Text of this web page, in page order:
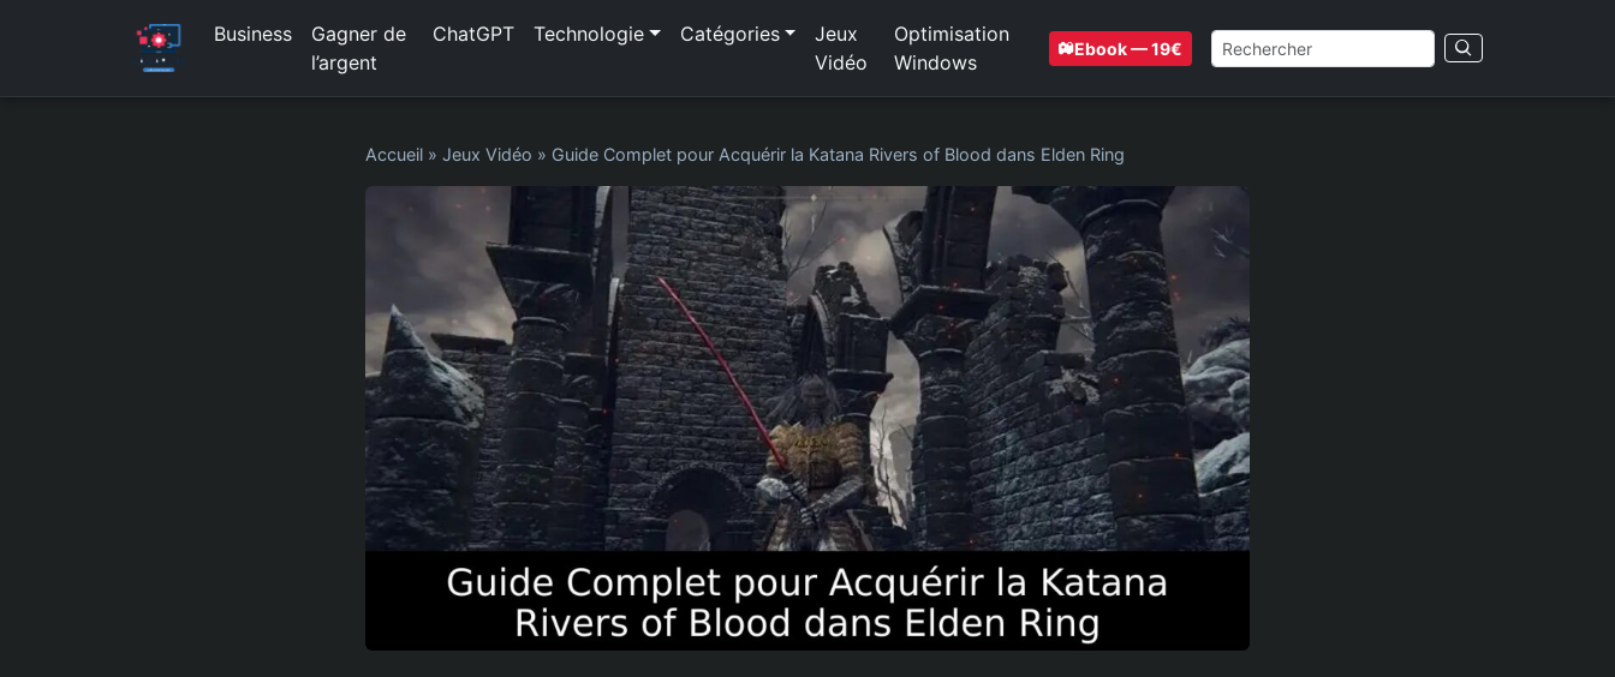
Business
Gagner de
l’argent
ChatGPT Technologie Catégories
Jeux
Vidéo
Optimisation
Windows
Ebook — 19€
Accueil » Jeux Vidéo » Guide Complet pour Acquérir la Katana Rivers of Blood dans Elden Ring